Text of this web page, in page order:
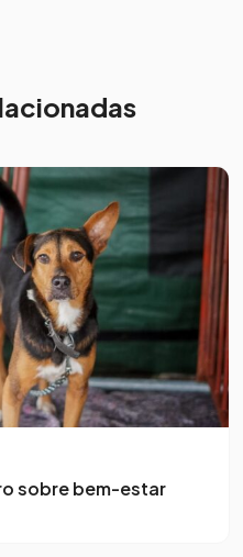
sobre bem-estar